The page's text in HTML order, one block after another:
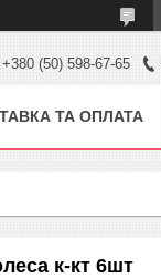
+380 (50) 598-67-65
ТА ОПЛАТА
к-кт 6шт